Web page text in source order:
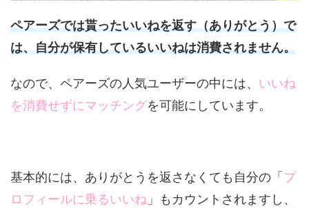
ペアーズでは貰ったいいねを返す（ありがとう）で
は、自分が保有しているいいねは消費されません。
なので、ペアーズの人気ユーザーの中には、 いいね
を消費せずにマッチングを可能にしています。
基本的には、ありがとうを返さなくても自分の「 プ
ロフィールに乗るいいね 」もカウントされますし、